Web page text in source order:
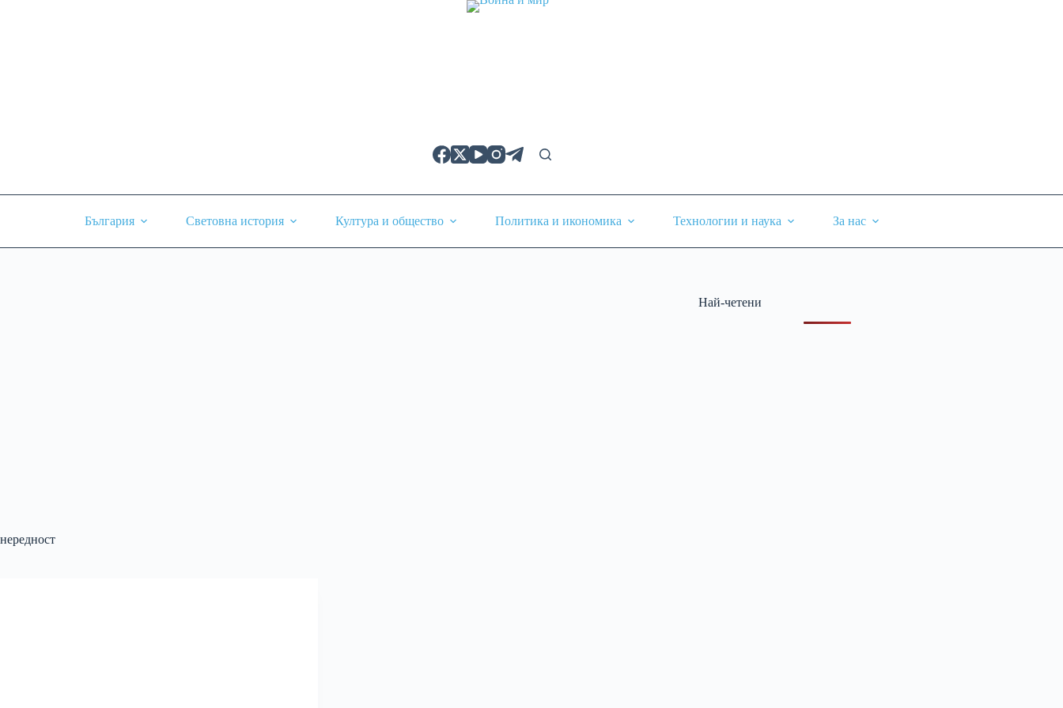
България Световна история Култура и общество Политика и икономика Технологии и наука За нас
нередност
Най-четени